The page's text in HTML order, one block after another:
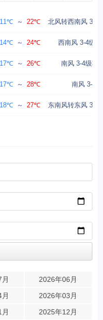
11℃ ～ 22℃ 北风转西南风 3-4
14℃ ～ 24℃ 西南风 3-4级
17℃ ～ 26℃ 南风 3-4级转
17℃ ～ 28℃ 南风 3-4级
18℃ ～ 27℃ 东南风转东风 3-4
2026年06月
2026年03月
2025年12月